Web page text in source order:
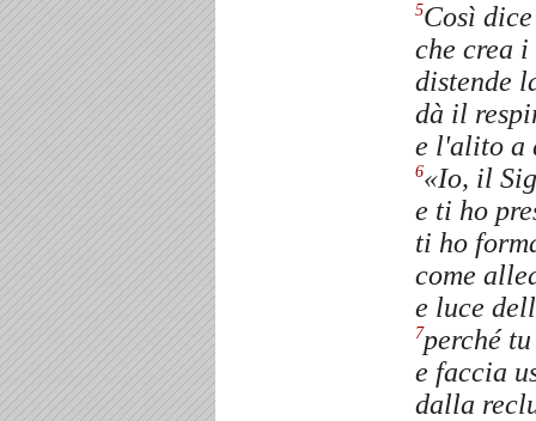
5Così
che crea
distende
dà il
e l'alito a
6«Io, il
e ti ho
ti ho
come
e luce
7perché
e faccia
dalla